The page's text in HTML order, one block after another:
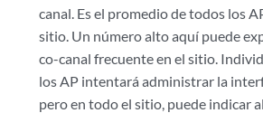
canal. Es el promedio de todos los
sitio. Un número alto aquí puede
co-canal frecuente en el sitio.
los AP intentará administrar la
pero en todo el sitio, puede indicar